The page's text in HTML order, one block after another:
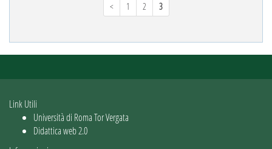
< 1 2 3
Link Utili
Università di Roma Tor Vergata
Didattica web 2.0